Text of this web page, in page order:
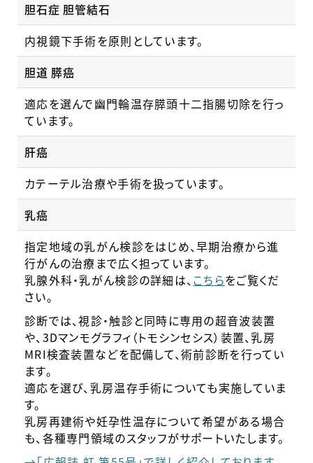
胆石症 胆管結石
内視鏡下手術を原則としています。
胆道 膵癌
適応を選んで幽門輪温存膵頭十二指腸切除を行っ
ています。
肝癌
カテーテル治療や手術を扱っています。
乳癌
指定地域の乳がん検診をはじめ、早期治療から進
行がんの治療まで広く担っています。
乳腺外科・乳がん検診の詳細は、 こちらをご覧くだ
さい。
診断では、視診・触診と同時に専用の超音波装置
や、3Dマンモグラフィ（トモシンセシス）装置、乳房
MRI検査装置などを配備して、術前診断を行ってい
ます。
適応を選び、乳房温存手術についても実施していま
す。
乳房再建術や妊孕性温存について希望がある場合
も、各種専門領域のスタッフがサポートいたします。